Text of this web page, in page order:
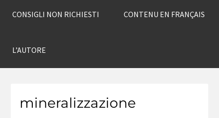
CONSIGLI NON RICHIESTI CONTENU EN FRANÇAIS
L’AUTORE
mineralizzazione